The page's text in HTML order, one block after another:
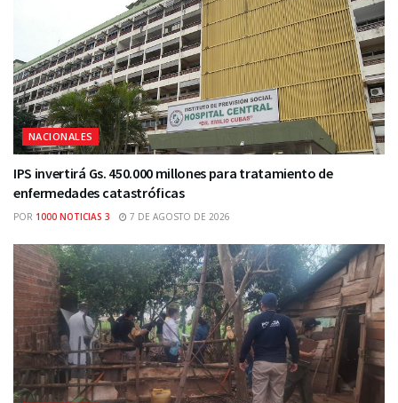
NACIONALES
IPS invertirá Gs. 450.000 millones para tratamiento de
enfermedades catastróficas
POR 1000 NOTICIAS 3 7 DE AGOSTO DE 2026